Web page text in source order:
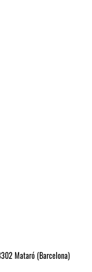
Mataró (Barcelona)